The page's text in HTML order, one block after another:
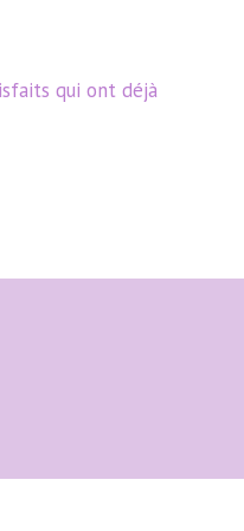
qui ont déjà